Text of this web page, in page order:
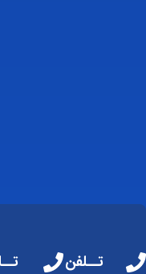
تــلفن